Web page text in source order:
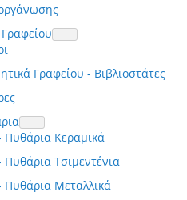
Γραφείου - Βιβλιοστάτες
Κεραμικά
Τσιμεντένια
Μεταλλικά